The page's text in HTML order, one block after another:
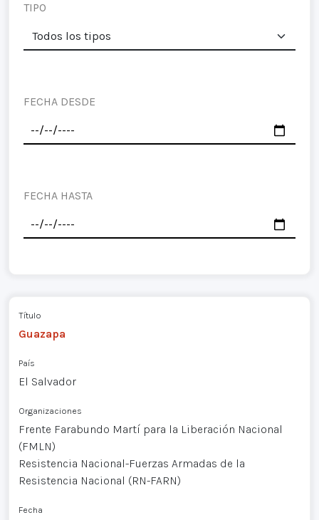
TIPO
FECHA DESDE
FECHA HASTA
Título
Guazapa
País
El Salvador
Organizaciones
Frente Farabundo Martí para la Liberación Nacional
(FMLN)
Resistencia Nacional-Fuerzas Armadas de la
Resistencia Nacional (RN-FARN)
Fecha